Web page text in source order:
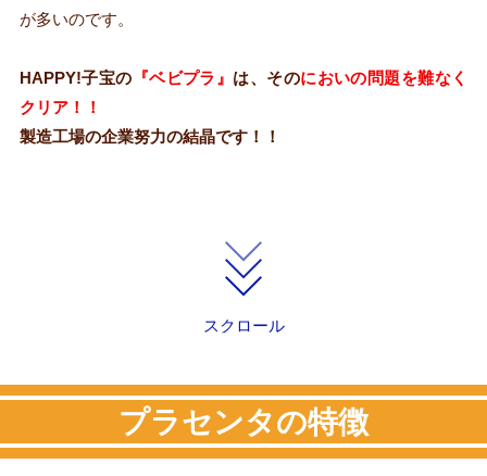
が多いのです。
HAPPY!子宝の 『ベビプラ』 は、そのにおいの問題を難なく
クリア！！
製造工場の企業努力の結晶です！！
スクロール
プラセンタの特徴